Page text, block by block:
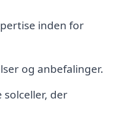
inden for
og anbefalinger.
solceller, der